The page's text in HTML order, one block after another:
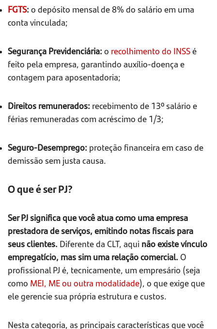
FGTS: o depósito mensal de 8% do salário em uma
conta vinculada;
Segurança Previdenciária: o recolhimento do INSSé
feito pela empresa, garantindo auxílio-doença e
contagem para aposentadoria;
Direitos remunerados: recebimento de 13º salário e
férias remuneradas com acréscimo de 1/3;
Seguro-Desemprego: proteção financeira em caso de
demissão sem justa causa.
O que é ser PJ?
Ser PJ significa que você atua como uma empresa
prestadora de serviços, emitindo notas fiscais para
seus clientes. Diferente da CLT, aqui não existe vínculo
empregatício, mas sim uma relação comercial. O
profissional PJ é, tecnicamente, um empresário (seja
como MEI, ME ou outra modalidade), o que exige que
ele gerencie sua própria estrutura e custos.
Nesta categoria, as principais características que você